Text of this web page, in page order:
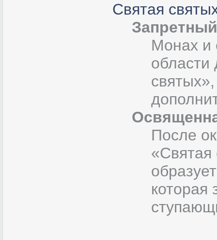
Святая
Монах и
области
После
«Святая
которая